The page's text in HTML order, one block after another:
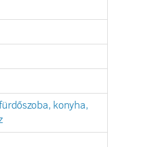
konyha,